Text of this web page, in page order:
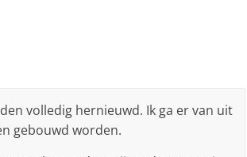
volledig hernieuwd. Ik ga er van uit
gebouwd worden.